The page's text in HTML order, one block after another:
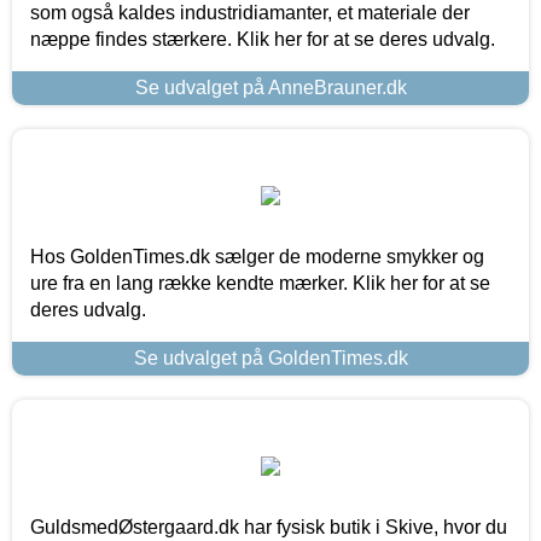
som også kaldes industridiamanter, et materiale der
næppe findes stærkere. Klik her for at se deres udvalg.
Se udvalget på AnneBrauner.dk
Hos GoldenTimes.dk sælger de moderne smykker og
ure fra en lang række kendte mærker. Klik her for at se
deres udvalg.
Se udvalget på GoldenTimes.dk
GuldsmedØstergaard.dk har fysisk butik i Skive, hvor du